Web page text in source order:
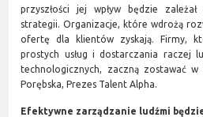
przyszłości jej wpływ będzie
strategii. Organizacje, które wdrożą
ofertę dla klientów zyskają. Firmy,
prostych usług i dostarczania raczej
technologicznych, zaczną zostawać
Porębska, Prezes Talent Alpha.
Efektywne zarządzanie ludźmi